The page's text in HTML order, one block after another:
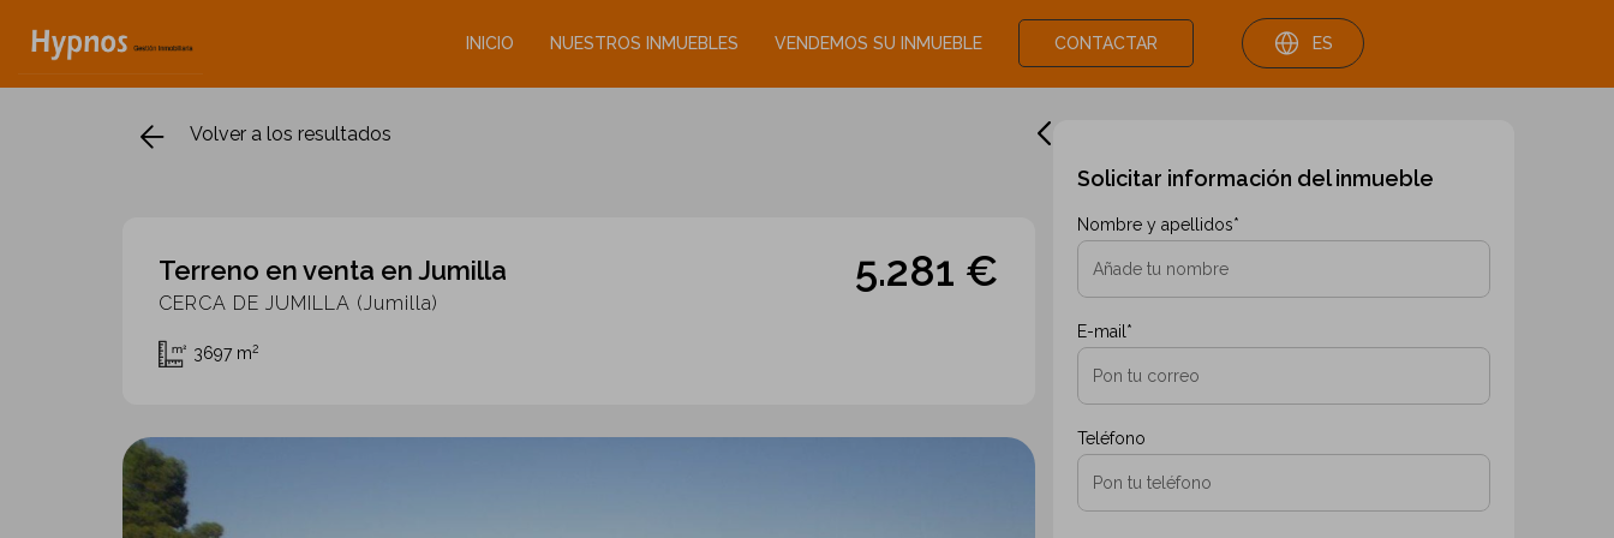
INICIO NUESTROS INMUEBLES VENDEMOS SU INMUEBLE CONTACTAR ES
Volver a los resultados
Terreno en venta en Jumilla
CERCA DE JUMILLA (Jumilla)
5.281 €
3697 m2
Solicitar información del inmueble
Nombre y apellidos*
E-mail*
Teléfono